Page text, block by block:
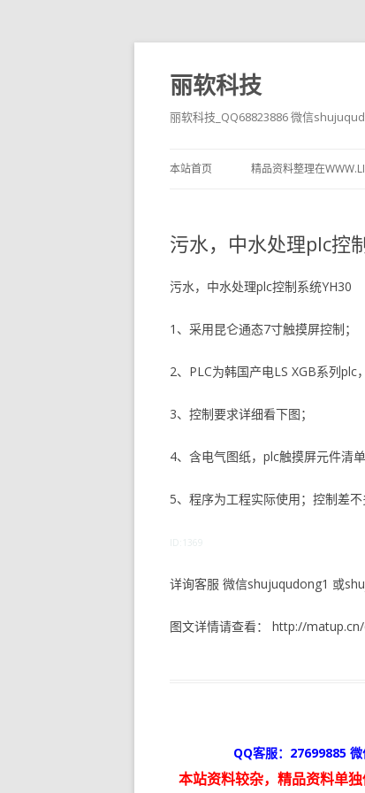
丽软科技
丽软科技_QQ68823886 微信
本站首页 精品资料整理在
污水，中水处理plc控
污水，中水处理plc控制系统YH30
1、采用昆仑通态7寸触摸屏控制；
2、PLC为韩国产电LS XGB系列plc
3、控制要求详细看下图；
4、含电气图纸，plc触摸屏元件清
5、程序为工程实际使用；控制差不
ID:1369
详询客服 微信shujuqudong1 或
图文详情请查看： http://
QQ客服：27699885
本站资料较杂，精品资料单